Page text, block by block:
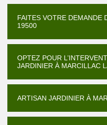
FAITES VOTRE DEMANDE
19500
OPTEZ POUR
JARDINIER À MARCILLAC
ARTISAN JARDINIER À